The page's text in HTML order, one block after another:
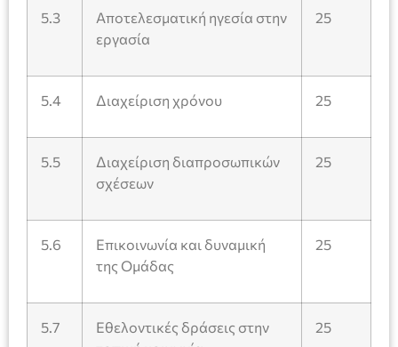
5.3
Αποτελεσματική ηγεσία στην
εργασία
25
5.4 Διαχείριση χρόνου 25
5.5
Διαχείριση διαπροσωπικών
σχέσεων
25
5.6
Επικοινωνία και δυναμική
της Ομάδας
25
5.7
Εθελοντικές δράσεις στην
25